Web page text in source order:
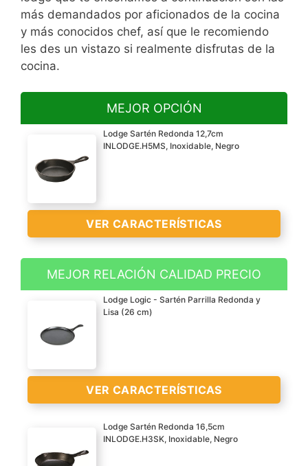
más demandados por aficionados de la cocina
y más conocidos chef, así que le recomiendo
les des un vistazo si realmente disfrutas de la
cocina.
MEJOR OPCIÓN
Lodge Sartén Redonda 12,7cm
INLODGE.H5MS, Inoxidable, Negro
VER CARACTERÍSTICAS
El resultado de mentes
pensamiento funcional:
productos extraordinarios
MEJOR RELACIÓN CALIDAD PRECIO
Lodge Logic - Sartén Parrilla Redonda y
Lisa (26 cm)
VER CARACTERÍSTICAS
Hierro fundido.
Lodge Sartén Redonda 16,5cm
INLODGE.H3SK, Inoxidable, Negro